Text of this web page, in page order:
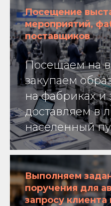
Посещение
мероприятий,
поставщиков
Посещаем на
закупаем
на фабриках и
доставляем в
населенный
Выполняем
поручения для
запросу